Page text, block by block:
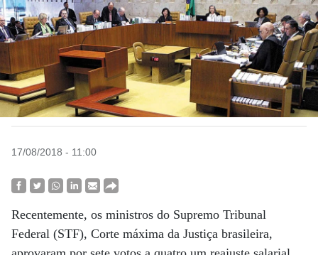
17/08/2018 - 11:00
Recentemente, os ministros do Supremo Tribunal
Federal (STF), Corte máxima da Justiça brasileira,